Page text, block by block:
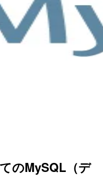
のMySQL（デ